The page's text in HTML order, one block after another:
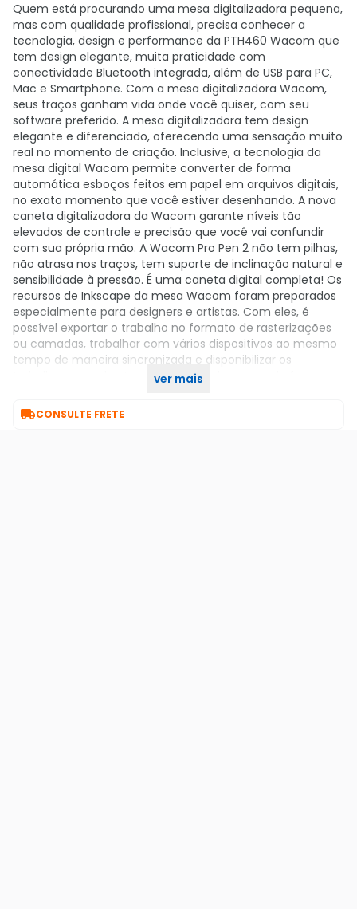
Quem está procurando uma mesa digitalizadora pequena,
mas com qualidade profissional, precisa conhecer a
tecnologia, design e performance da PTH460 Wacom que
tem design elegante, muita praticidade com
conectividade Bluetooth integrada, além de USB para PC,
Mac e Smartphone. Com a mesa digitalizadora Wacom,
seus traços ganham vida onde você quiser, com seu
software preferido. A mesa digitalizadora tem design
elegante e diferenciado, oferecendo uma sensação muito
real no momento de criação. Inclusive, a tecnologia da
mesa digital Wacom permite converter de forma
automática esboços feitos em papel em arquivos digitais,
no exato momento que você estiver desenhando. A nova
caneta digitalizadora da Wacom garante níveis tão
elevados de controle e precisão que você vai confundir
com sua própria mão. A Wacom Pro Pen 2 não tem pilhas,
não atrasa nos traços, tem suporte de inclinação natural e
sensibilidade à pressão. É uma caneta digital completa! Os
recursos de Inkscape da mesa Wacom foram preparados
especialmente para designers e artistas. Com eles, é
possível exportar o trabalho no formato de rasterizações
ou camadas, trabalhar com vários dispositivos ao mesmo
tempo de maneira sincronizada e disponibilizar os
trabalhos para clientes e membros da equipe de forma
ver mais
CONSULTE FRETE